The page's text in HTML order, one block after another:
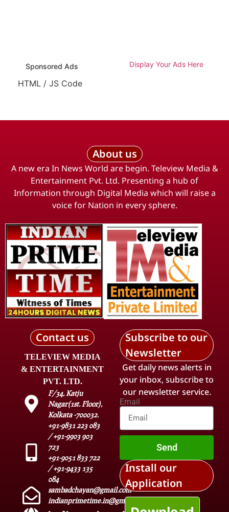
Sponsored Ads Display Your Ads Here
HTML / JS Code
About us
A new era In News World are begin. Teleview Media &
Entertainment Pvt. Ltd. Presenting a hub of
Information through Digital Media which will raise a
voice for Nation in every sphere.
Contact us
TELEVIEW MEDIA
& ENTERTAINMENT
PVT. LTD.
F/34, Katju
Nagar(1st. Floor),
Kolkata -700032.
+91-9831 223 083
/ +91-9903 903
723
+91-9051 833 722
/ +91-9433 135
084
sambadchayan@gmail.com
indianprimetime.in@gmail.com
Subscribe to our
Newsletter
Get daily news alerts in
your inbox, subscribe to
our newsletter service.
Email
Send
Install our
Application